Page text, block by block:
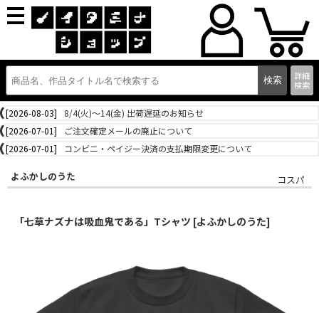
詳細
検索
[2026-08-03]
8/4(火)～14(金) 出荷遅延のお知らせ
[2026-07-01]
ご注文確定メールの廃止について
[2026-07-01]
コンビニ・ペイジー決済の支払期限変更について
よふかしのうた コスパ
「七草ナズナは吸血鬼である」Tシャツ [よふかしのうた]